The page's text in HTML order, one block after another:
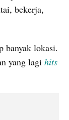
bekerja,
banyak lokasi.
yang lagi hits